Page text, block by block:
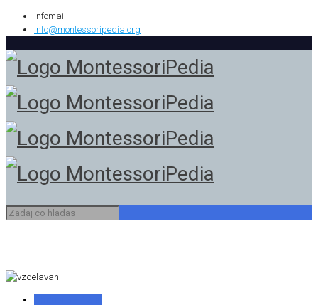
infomail
info@montessoripedia.org